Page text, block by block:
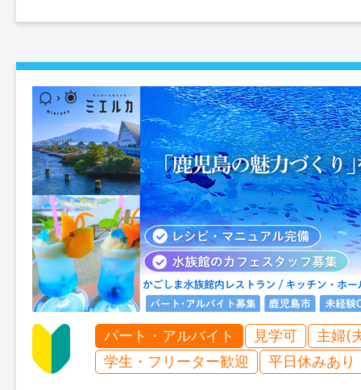
パート・アルバイト 見学可
主婦(
学生・フリーター歓迎
平日休みあり